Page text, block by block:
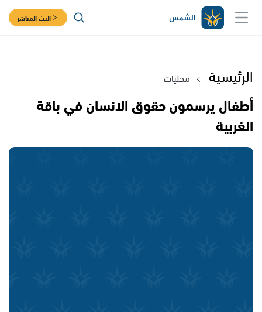
البث المباشر
الرئيسية محليات
أطفال يرسمون حقوق الانسان في باقة
الغربية